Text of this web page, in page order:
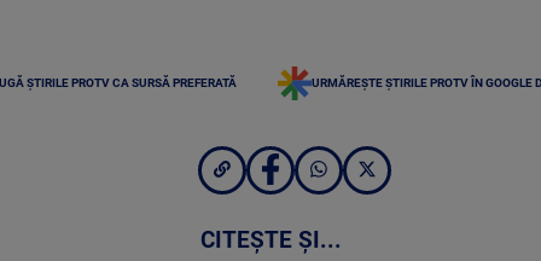
ȘTIRILE PROTV CA SURSĂ PREFERATĂ URMĂREȘTE ȘTIRILE PROTV ÎN GOOGLE
CITEȘTE ȘI...